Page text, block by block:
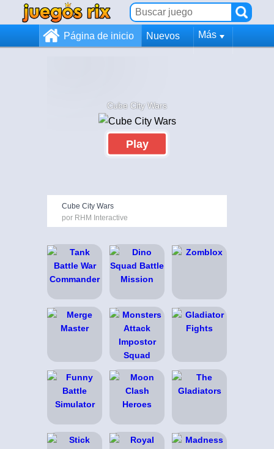
Página de inicio Nuevos Más
Cube City Wars
Play
Cube City Wars
por RHM Interactive